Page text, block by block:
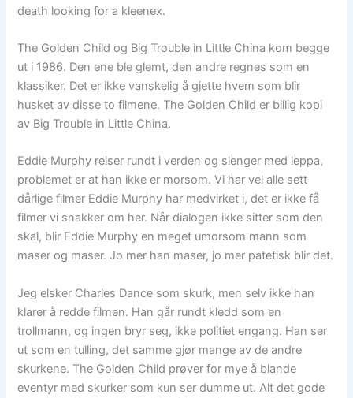
death looking for a kleenex.
The Golden Child og Big Trouble in Little China kom begge
ut i 1986. Den ene ble glemt, den andre regnes som en
klassiker. Det er ikke vanskelig å gjette hvem som blir
husket av disse to filmene. The Golden Child er billig kopi
av Big Trouble in Little China.
Eddie Murphy reiser rundt i verden og slenger med leppa,
problemet er at han ikke er morsom. Vi har vel alle sett
dårlige filmer Eddie Murphy har medvirket i, det er ikke få
filmer vi snakker om her. Når dialogen ikke sitter som den
skal, blir Eddie Murphy en meget umorsom mann som
maser og maser. Jo mer han maser, jo mer patetisk blir det.
Jeg elsker Charles Dance som skurk, men selv ikke han
klarer å redde filmen. Han går rundt kledd som en
trollmann, og ingen bryr seg, ikke politiet engang. Han ser
ut som en tulling, det samme gjør mange av de andre
skurkene. The Golden Child prøver for mye å blande
eventyr med skurker som kun ser dumme ut. Alt det gode